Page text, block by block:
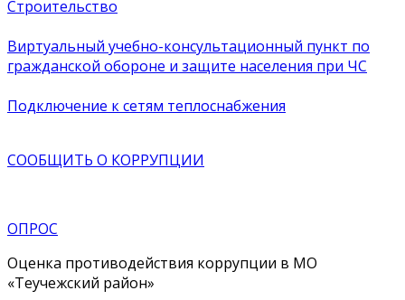
Строительство
Виртуальный учебно-консультационный пункт по
гражданской обороне и защите населения при ЧС
Подключение к сетям теплоснабжения
СООБЩИТЬ О КОРРУПЦИИ
ОПРОС
Оценка противодействия коррупции в МО
«Теучежский район»